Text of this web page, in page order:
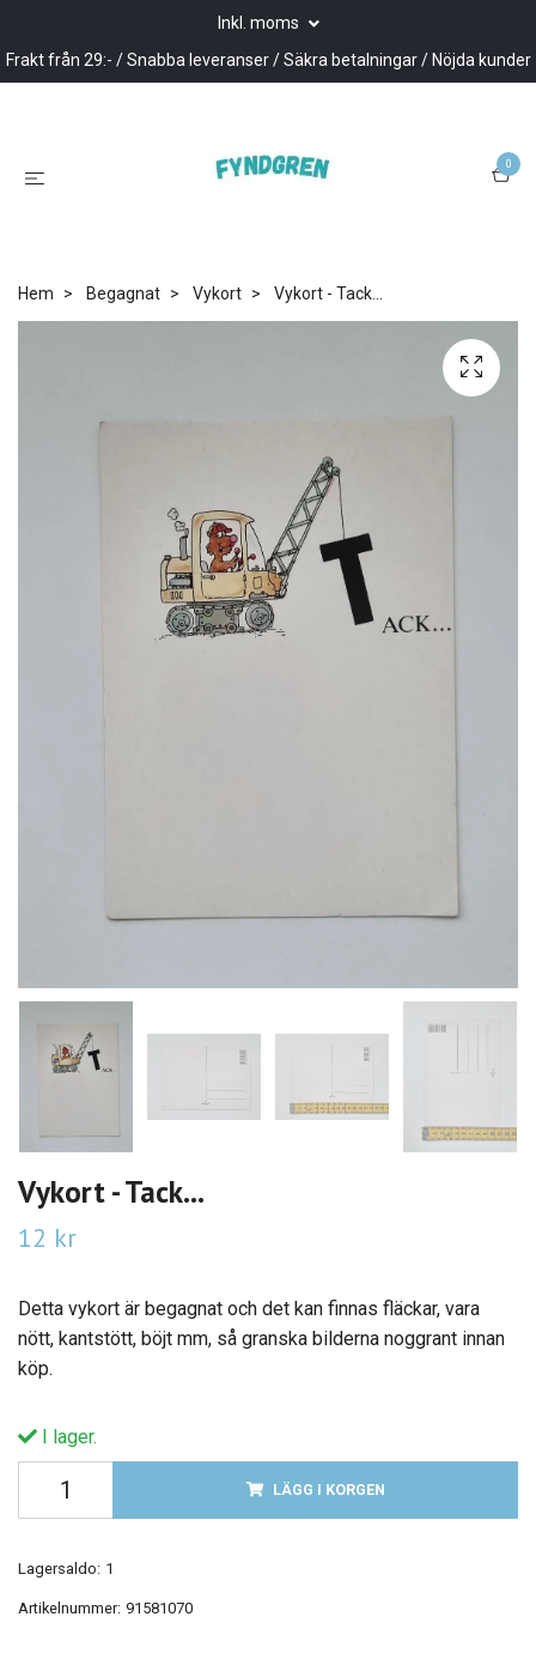
Inkl. moms
Frakt från 29:- / Snabba leveranser / Säkra betalningar / Nöjda kunder
0
Hem Begagnat Vykort Vykort - Tack...
Vykort - Tack...
12 kr
Detta vykort är begagnat och det kan finnas fläckar, vara
nött, kantstött, böjt mm, så granska bilderna noggrant innan
köp.
I lager.
LÄGG I KORGEN
Lagersaldo: 1
Artikelnummer: 91581070